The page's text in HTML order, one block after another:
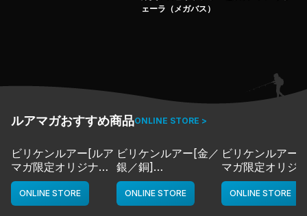
ェーラ（メガバス）
ルアマガおすすめ商品ONLINE STORE >
ビリケンルアー[ルア
マガ限定オリジナル
カラー／LMチャー
ト]
deps
ONLINE STORE
ビリケンルアー[金／
銀／銅]
deps
ONLINE STORE
ビリケンルアー[
マガ限定オリジ
カラー／LMボー
ワイト]
deps
ONLINE STORE